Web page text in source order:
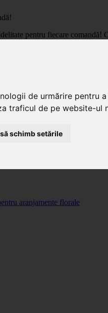
de urmărire pentru
traficul de pe website-
schimb setările
pentru fiecare
de calitate la pret de
aranjamente florale